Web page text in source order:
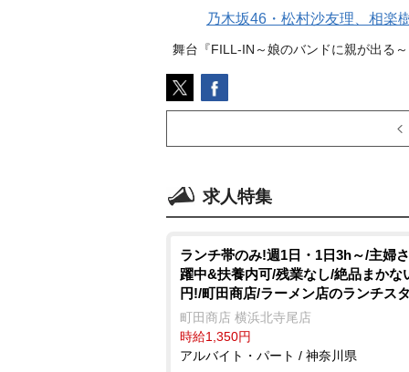
乃木坂46・松村沙友理、相楽
舞台『FILL-IN～娘のバンドに親が出る
求人特集
ランチ帯のみ!週1日・1日3h～/主婦
躍中&扶養内可/残業なし/絶品まかな
円!/町田商店/ラーメン店のランチス
町田商店 横浜北寺尾店
時給1,350円
アルバイト・パート / 神奈川県